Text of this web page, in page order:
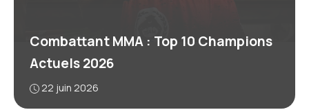
Combattant MMA : Top 10 Champions
Actuels 2026
22 juin 2026